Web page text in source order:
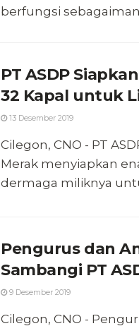
berfungsi
PT ASDP
32 Kapal untuk
13 Desember 2019
Cilegon, CNO - PT
Merak menyiapkan
dermaga miliknya
Pengurus dan
Sambangi PT
9 Desember 2019
Cilegon, CNO -